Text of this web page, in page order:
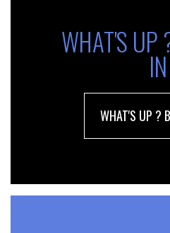
WHAT'S UP
IN
WHAT'S UP ?